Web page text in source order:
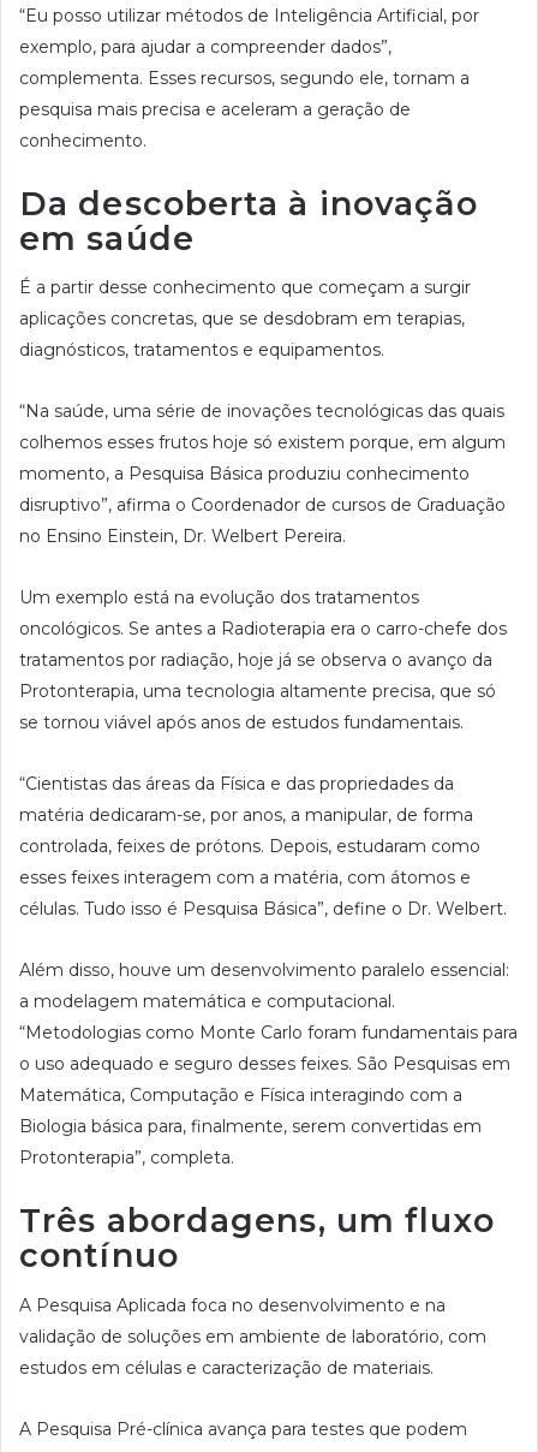
“Eu posso utilizar métodos de Inteligência Artificial, por
exemplo, para ajudar a compreender dados”,
complementa. Esses recursos, segundo ele, tornam a
pesquisa mais precisa e aceleram a geração de
conhecimento.
Da descoberta à inovação
em saúde
É a partir desse conhecimento que começam a surgir
aplicações concretas, que se desdobram em terapias,
diagnósticos, tratamentos e equipamentos.
“Na saúde, uma série de inovações tecnológicas das quais
colhemos esses frutos hoje só existem porque, em algum
momento, a Pesquisa Básica produziu conhecimento
disruptivo”, afirma o Coordenador de cursos de Graduação
no Ensino Einstein, Dr. Welbert Pereira.
Um exemplo está na evolução dos tratamentos
oncológicos. Se antes a Radioterapia era o carro-chefe dos
tratamentos por radiação, hoje já se observa o avanço da
Protonterapia, uma tecnologia altamente precisa, que só
se tornou viável após anos de estudos fundamentais.
“Cientistas das áreas da Física e das propriedades da
matéria dedicaram-se, por anos, a manipular, de forma
controlada, feixes de prótons. Depois, estudaram como
esses feixes interagem com a matéria, com átomos e
células. Tudo isso é Pesquisa Básica”, define o Dr. Welbert.
Além disso, houve um desenvolvimento paralelo essencial:
a modelagem matemática e computacional.
“Metodologias como Monte Carlo foram fundamentais para
o uso adequado e seguro desses feixes. São Pesquisas em
Matemática, Computação e Física interagindo com a
Biologia básica para, finalmente, serem convertidas em
Protonterapia”, completa.
Três abordagens, um fluxo
contínuo
A Pesquisa Aplicada foca no desenvolvimento e na
validação de soluções em ambiente de laboratório, com
estudos em células e caracterização de materiais.
A Pesquisa Pré-clínica avança para testes que podem